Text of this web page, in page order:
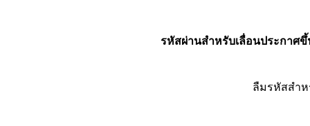
รหัสผ่านสำหรับเลื่อนประกาศขึ้
ลืมรหัสสำ